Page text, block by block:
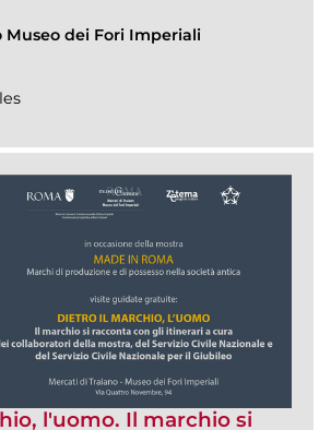
Museo dei Fori Imperiali
l'uomo. Il marchio si